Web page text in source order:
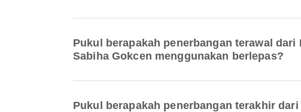
Pukul berapakah penerbangan terawal
Sabiha Gokcen menggunakan berlepas?
Pukul berapakah penerbangan terakhir